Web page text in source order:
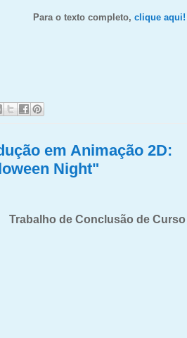
Para o texto completo, clique aqui!
em Animação 2D:
Night"
Trabalho de Conclusão de Curso